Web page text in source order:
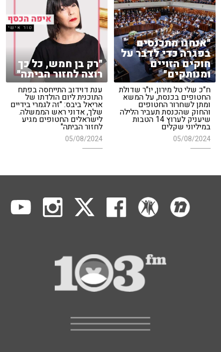
"אנחנו מתכנסים
בפגרה כדי לדבר על
חוקים הזויים
ומנותקים"
ח"כ שלי טל מירון, יו"ר שדולת
החטופים בכנסת, על המשא
ומתן לשחרור החטופים
והחוק שהכנסת תעביר הלילה
שיעניק לערוץ 14 הטבות
במיליוני שקלים
05/08/2024
"רק בן חמש, כל כך
רוצה לחזור הביתה"
ענת דוידוב התייחסה בפתח
התוכנית ליום הולדתו של
אריאל ביבס: "זה לגמרי בידיים
שלך, אדוני ראש הממשלה.
לישראלים החטופים מגיע
לחזור הביתה"
05/08/2024